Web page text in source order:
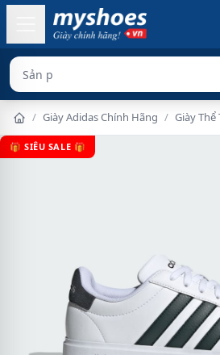
Sản phẩm chính hãng
/ Giày Adidas Chính Hãng / Giày Thể
🎁 SIÊU SALE 🎁